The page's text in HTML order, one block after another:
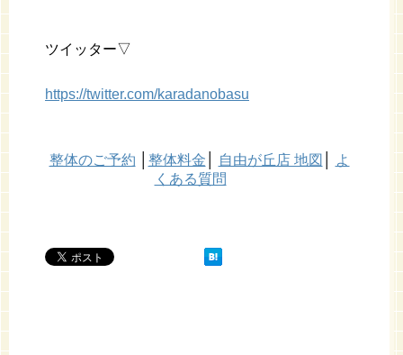
ツイッター▽
https://twitter.com/karadanobasu
整体のご予約 整体料金 自由が丘店 地図
よ
くある質問